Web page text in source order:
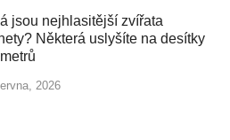
jsou nejhlasitější zvířata
Některá uslyšíte na desítky
2026